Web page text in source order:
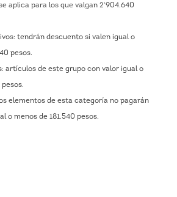
aplica para los que valgan 2’904.640
tendrán descuento si valen igual o
pesos.
artículos de este grupo con valor igual o
elementos de esta categoría no pagarán
o menos de 181.540 pesos.